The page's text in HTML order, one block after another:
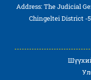
Address: The Judicial
Chingeltei District -